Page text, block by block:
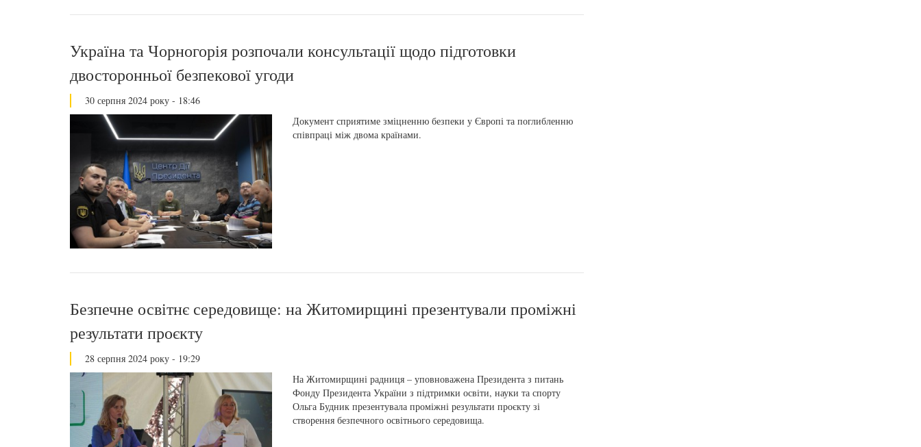
Україна та Чорногорія розпочали консультації щодо підготовки
двосторонньої безпекової угоди
30 серпня 2024 року - 18:46
Документ сприятиме зміцненню безпеки у Європі та поглибленню
співпраці між двома країнами.
Безпечне освітнє середовище: на Житомирщині презентували проміжні
результати проєкту
28 серпня 2024 року - 19:29
На Житомирщині радниця – уповноважена Президента з питань
Фонду Президента України з підтримки освіти, науки та спорту
Ольга Будник презентувала проміжні результати проєкту зі
створення безпечного освітнього середовища.